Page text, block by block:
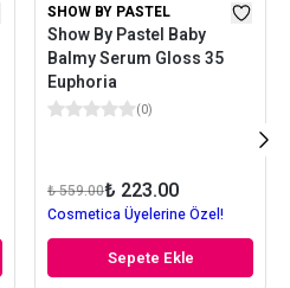
SHOW BY PASTEL
Show By Pastel Baby
Balmy Serum Gloss 35
Euphoria
(0)
₺ 559.00₺ 223.00
Cosmetica Üyelerine Özel!
Sepete Ekle